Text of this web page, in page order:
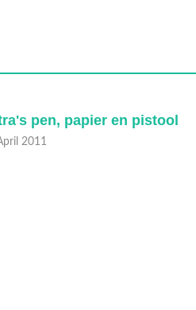
pen, papier en pistool
2011